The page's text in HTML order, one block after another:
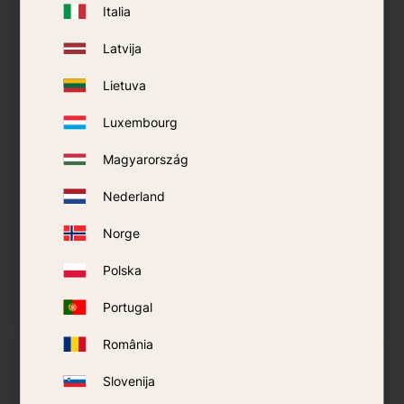
Italia
Latvija
Lietuva
Luxembourg
Magyarország
Nederland
Norge
Polska
Portugal
România
Slovenija
SeaToSummit Estándar
COMPRAR